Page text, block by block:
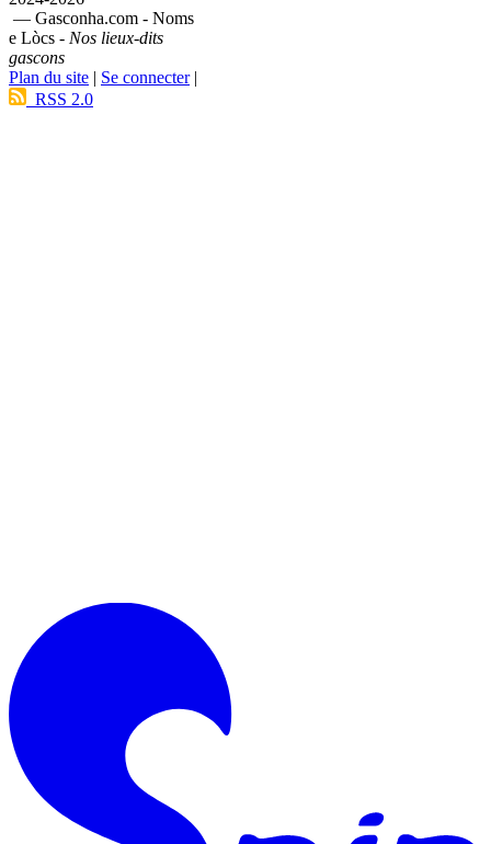
— Gasconha.com - Noms
e Lòcs - Nos lieux-dits
gascons
Plan du site | Se connecter|
RSS 2.0